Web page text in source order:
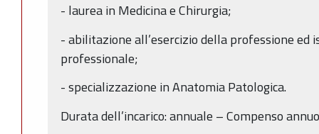
- laurea in Medicina e Chirurgia;
- abilitazione all’esercizio della professione ed
professionale;
- specializzazione in Anatomia Patologica.
Durata dell’incarico: annuale – Compenso